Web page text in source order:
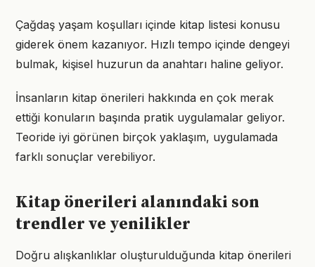
Çağdaş yaşam koşulları içinde kitap listesi konusu
giderek önem kazanıyor. Hızlı tempo içinde dengeyi
bulmak, kişisel huzurun da anahtarı haline geliyor.
İnsanların kitap önerileri hakkında en çok merak
ettiği konuların başında pratik uygulamalar geliyor.
Teoride iyi görünen birçok yaklaşım, uygulamada
farklı sonuçlar verebiliyor.
Kitap önerileri alanındaki son
trendler ve yenilikler
Doğru alışkanlıklar oluşturulduğunda kitap önerileri